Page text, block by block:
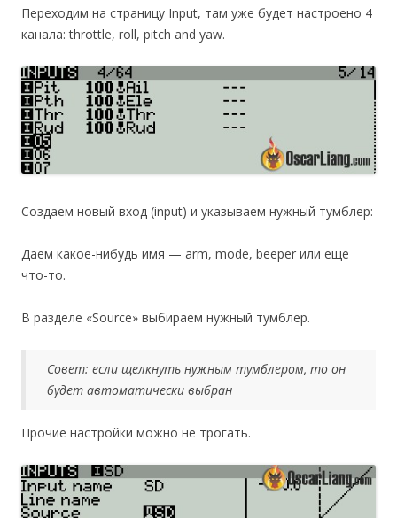
Переходим на страницу Input, там уже будет настроено 4
канала: throttle, roll, pitch and yaw.
Создаем новый вход (input) и указываем нужный тумблер:
Даем какое-нибудь имя — arm, mode, beeper или еще
что-то.
В разделе «Source» выбираем нужный тумблер.
Совет: если щелкнуть нужным тумблером, то он
будет автоматически выбран
Прочие настройки можно не трогать.